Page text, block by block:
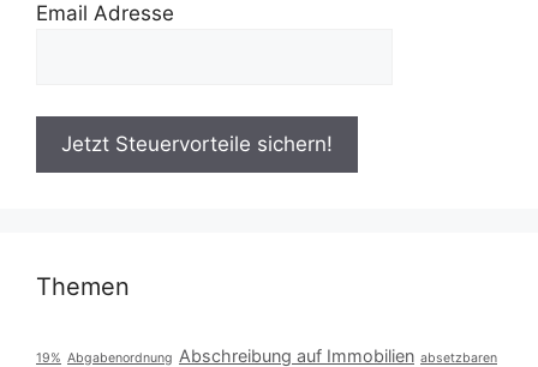
Email Adresse
Themen
19% Abgabenordnung Abschreibung auf Immobilien absetzbaren